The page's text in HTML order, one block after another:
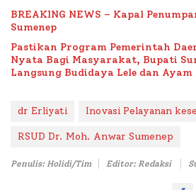
BREAKING NEWS – Kapal
Sumenep
Pastikan Program Pemerintah
Nyata Bagi Masyarakat, Bupati
Langsung Budidaya Lele dan Ayam
dr Erliyati Inovasi Pelayanan
RSUD Dr. Moh. Anwar Sumenep
Penulis: Holidi/Tim Editor: Redaksi